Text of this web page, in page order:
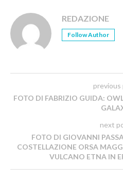
REDAZIONE
Follow Author
previous
FOTO DI FABRIZIO GUIDA:
next
FOTO DI GIOVANNI
COSTELLAZIONE ORSA
VULCANO ETNA IN